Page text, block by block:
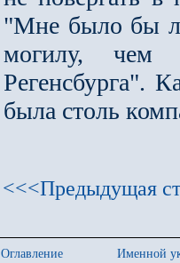
"Мне было бы
могилу, чем
Регенсбурга".
была столь
<<<Предыдущая
Оглавление
Именной